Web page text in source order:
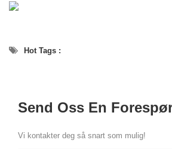
Hot Tags :
Send Oss En
Vi kontakter deg så snart som mulig!